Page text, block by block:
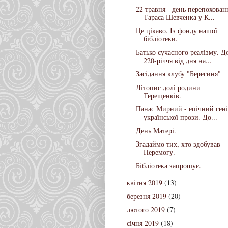
22 травня - день
Тараса Шевченка у К...
Це цікаво. Із фонду нашої
бібліотеки.
Батько сучасного реалізму.
220-річчя від дня на...
Засідання клубу "Берегиня"
Літопис долі родини
Терещенків.
Панас Мирний - епічний
української прози. До...
День Матері.
Згадаймо тих, хто здобував
Перемогу.
Бібліотека запрошує.
квітня 2019 (13)
березня 2019 (20)
лютого 2019 (7)
січня 2019 (18)